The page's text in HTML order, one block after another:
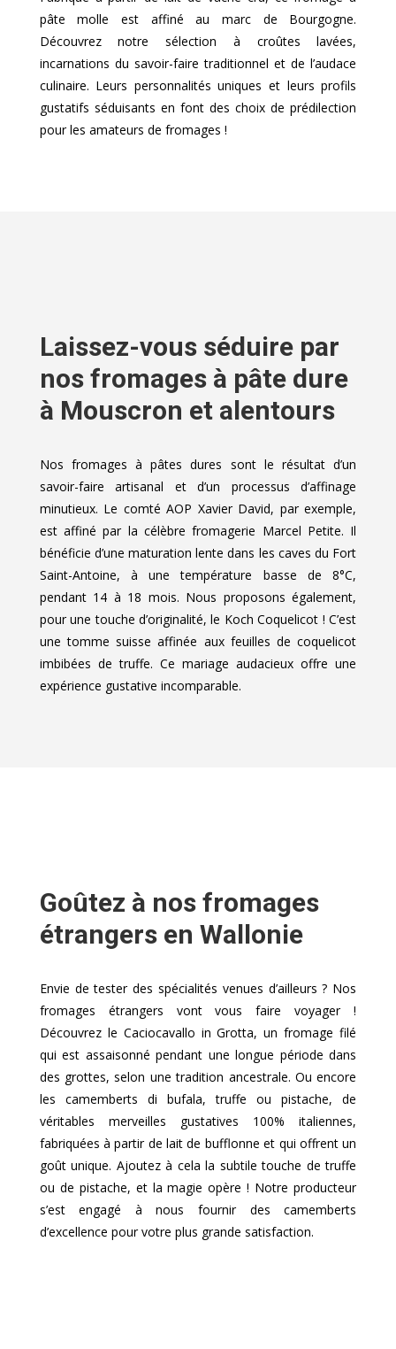
pâte molle est affiné au marc de Bourgogne.
Découvrez notre sélection à croûtes lavées,
incarnations du savoir-faire traditionnel et de l’audace
culinaire. Leurs personnalités uniques et leurs profils
gustatifs séduisants en font des choix de prédilection
pour les amateurs de fromages !
Laissez-vous séduire par
nos fromages à pâte dure
à Mouscron et alentours
Nos fromages à pâtes dures sont le résultat d’un
savoir-faire artisanal et d’un processus d’affinage
minutieux. Le comté AOP Xavier David, par exemple,
est affiné par la célèbre fromagerie Marcel Petite. Il
bénéficie d’une maturation lente dans les caves du Fort
Saint-Antoine, à une température basse de 8°C,
pendant 14 à 18 mois. Nous proposons également,
pour une touche d’originalité, le Koch Coquelicot ! C’est
une tomme suisse affinée aux feuilles de coquelicot
imbibées de truffe. Ce mariage audacieux offre une
expérience gustative incomparable.
Goûtez à nos fromages
étrangers en Wallonie
Envie de tester des spécialités venues d’ailleurs ? Nos
fromages étrangers vont vous faire voyager !
Découvrez le Caciocavallo in Grotta, un fromage filé
qui est assaisonné pendant une longue période dans
des grottes, selon une tradition ancestrale. Ou encore
les camemberts di bufala, truffe ou pistache, de
véritables merveilles gustatives 100% italiennes,
fabriquées à partir de lait de bufflonne et qui offrent un
goût unique. Ajoutez à cela la subtile touche de truffe
ou de pistache, et la magie opère ! Notre producteur
s’est engagé à nous fournir des camemberts
d’excellence pour votre plus grande satisfaction.